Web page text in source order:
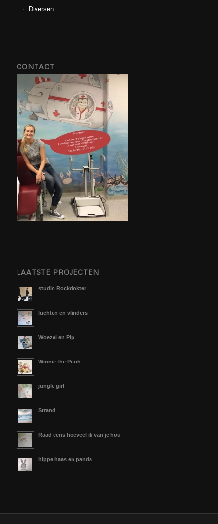
Diversen
CONTACT
LAATSTE PROJECTEN
studio Rockdokter
luchten en vlinders
Woezel en Pip
Winnie the Pooh
jungle girl
Strand
Raad eens hoeveel ik van je hou
hippe haas en panda